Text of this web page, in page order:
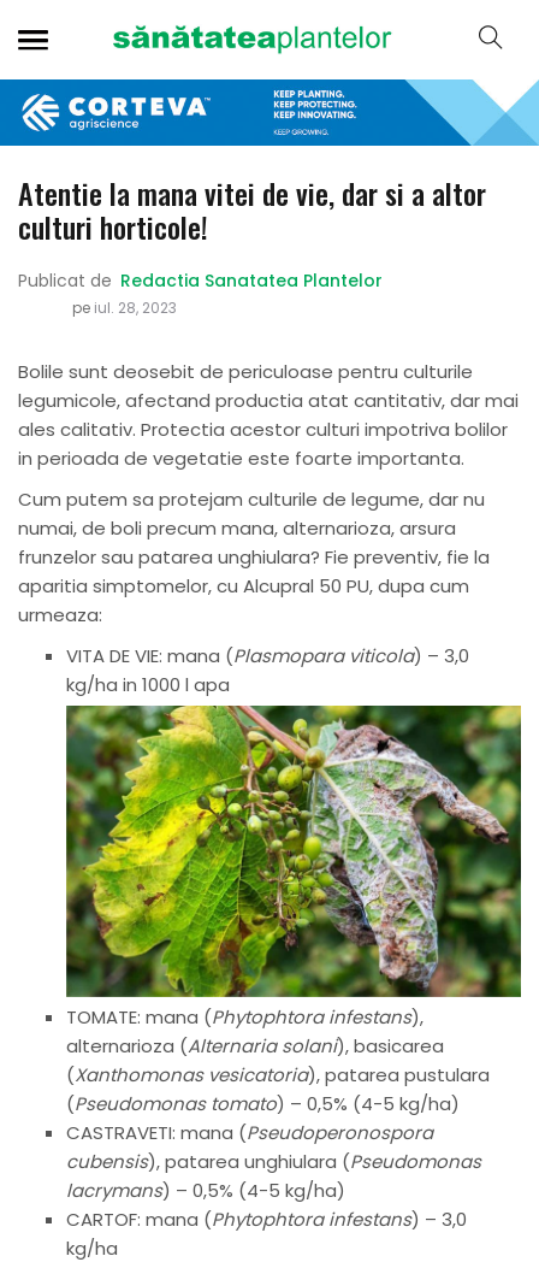
Atentie la mana vitei de vie, dar si a altor
culturi horticole!
Publicat de Redactia Sanatatea Plantelor
pe iul. 28, 2023
Bolile sunt deosebit de periculoase pentru culturile
legumicole, afectand productia atat cantitativ, dar mai
ales calitativ. Protectia acestor culturi impotriva bolilor
in perioada de vegetatie este foarte importanta.
Cum putem sa protejam culturile de legume, dar nu
numai, de boli precum mana, alternarioza, arsura
frunzelor sau patarea unghiulara? Fie preventiv, fie la
aparitia simptomelor, cu Alcupral 50 PU, dupa cum
urmeaza:
VITA DE VIE: mana (Plasmopara viticola) – 3,0
kg/ha in 1000 l apa
TOMATE: mana (Phytophtora infestans),
alternarioza (Alternaria solani), basicarea
(Xanthomonas vesicatoria), patarea pustulara
(Pseudomonas tomato) – 0,5% (4-5 kg/ha)
CASTRAVETI: mana (Pseudoperonospora
cubensis), patarea unghiulara (Pseudomonas
lacrymans) – 0,5% (4-5 kg/ha)
CARTOF: mana (Phytophtora infestans) – 3,0
kg/ha